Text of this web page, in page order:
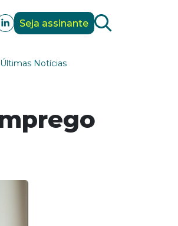
Seja assinante
Últimas Notícias